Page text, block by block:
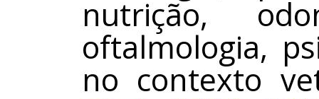
nutrição,
oftalmologia,
no contexto